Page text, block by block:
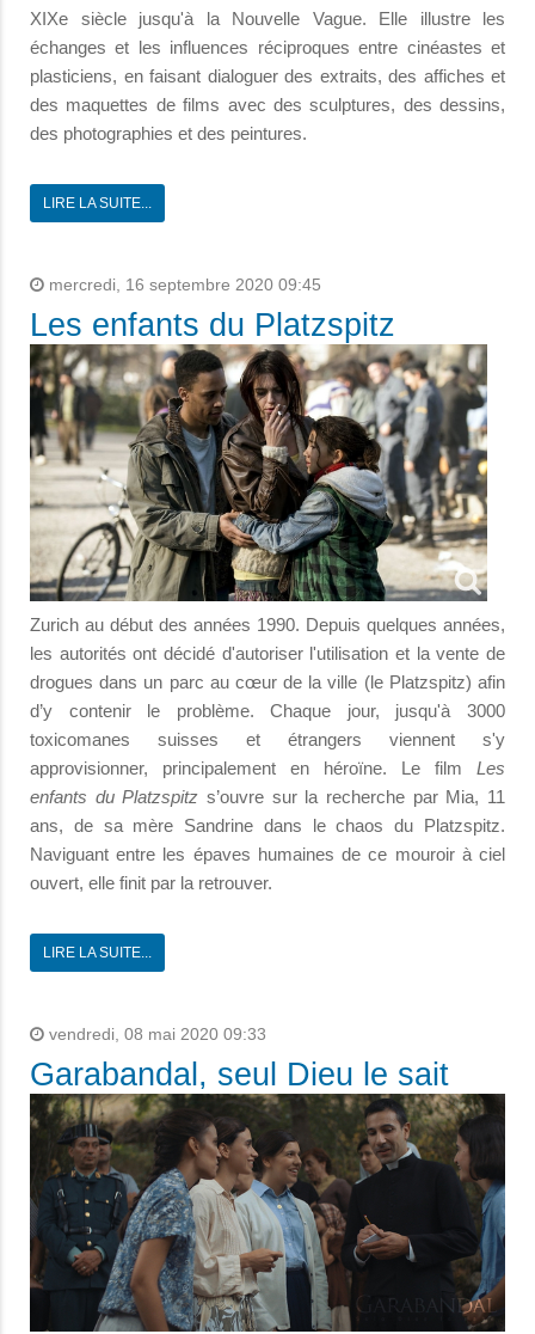
XIXe siècle jusqu'à la Nouvelle Vague. Elle illustre les
échanges et les influences réciproques entre cinéastes et
plasticiens, en faisant dialoguer des extraits, des affiches et
des maquettes de films avec des sculptures, des dessins,
des photographies et des peintures.
LIRE LA SUITE...
mercredi, 16 septembre 2020 09:45
Les enfants du Platzspitz
Zurich au début des années 1990. Depuis quelques années,
les autorités ont décidé d'autoriser l'utilisation et la vente de
drogues dans un parc au cœur de la ville (le Platzspitz) afin
d’y contenir le problème. Chaque jour, jusqu'à 3000
toxicomanes suisses et étrangers viennent s'y
approvisionner, principalement en héroïne. Le film Les
enfants du Platzspitz s’ouvre sur la recherche par Mia, 11
ans, de sa mère Sandrine dans le chaos du Platzspitz.
Naviguant entre les épaves humaines de ce mouroir à ciel
ouvert, elle finit par la retrouver.
LIRE LA SUITE...
vendredi, 08 mai 2020 09:33
Garabandal, seul Dieu le sait